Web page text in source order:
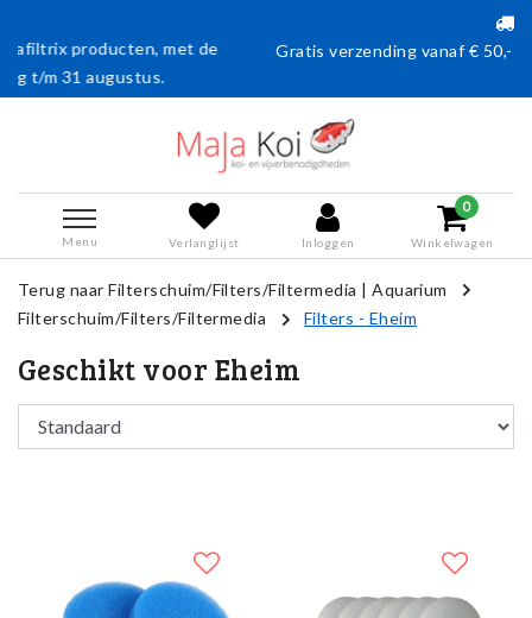
de Gratis verzending vanaf € 50,- (en naar België vanaf
Menu Verlanglijst Inloggen
0
Winkelwagen
Terug naar Filterschuim/Filters/Filtermedia |Aquarium
Filterschuim/Filters/Filtermedia
Filters - Eheim
Geschikt voor Eheim